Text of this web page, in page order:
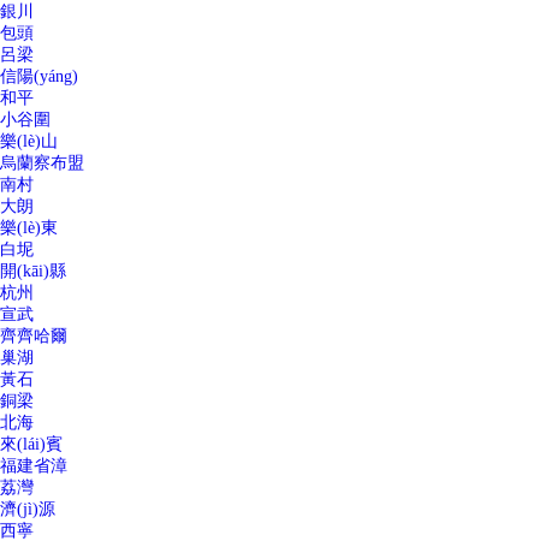
銀川
包頭
呂梁
信陽(yáng)
和平
小谷圍
樂(lè)山
烏蘭察布盟
南村
大朗
樂(lè)東
白坭
開(kāi)縣
杭州
宣武
齊齊哈爾
巢湖
黃石
銅梁
北海
來(lái)賓
福建省漳
荔灣
濟(jì)源
西寧